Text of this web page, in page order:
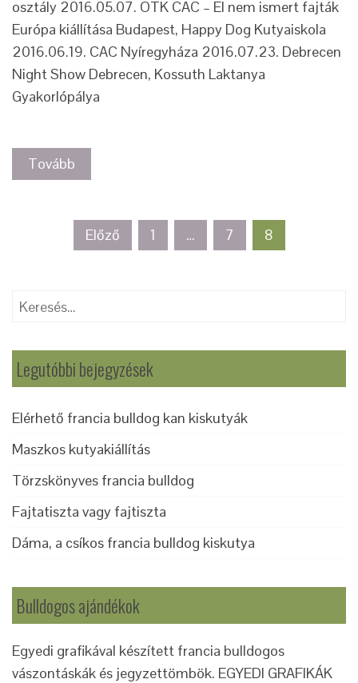
osztály 2016.05.07. OTK CAC – El nem ismert fajták
Európa kiállítása Budapest, Happy Dog Kutyaiskola
2016.06.19. CAC Nyíregyháza 2016.07.23. Debrecen
Night Show Debrecen, Kossuth Laktanya
Gyakorlópálya
Tovább
navigáció
Előző 1 … 7 8
Keresés:
Legutóbbi bejegyzések
Elérhető francia bulldog kan kiskutyák
Maszkos kutyakiállítás
Törzskönyves francia bulldog
Fajtatiszta vagy fajtiszta
Dáma, a csíkos francia bulldog kiskutya
Bulldogos ajándékok
Egyedi grafikával készített francia bulldogos
vászontáskák és jegyzettömbök. EGYEDI GRAFIKÁK